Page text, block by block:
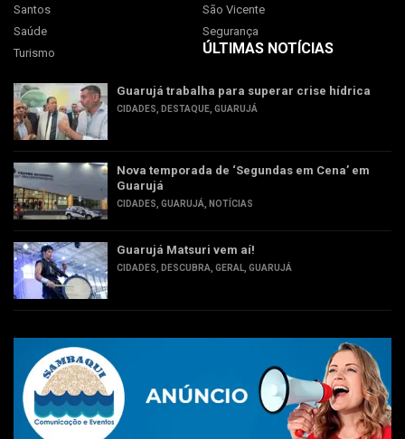
Santos
São Vicente
Saúde
Segurança
Turismo
ÚLTIMAS NOTÍCIAS
Guarujá trabalha para superar crise hídrica
CIDADES DESTAQUE GUARUJÁ
Nova temporada de ‘Segundas em Cena’ em
Guarujá
CIDADES GUARUJÁ NOTÍCIAS
Guarujá Matsuri vem aí!
CIDADES DESCUBRA GERAL GUARUJÁ